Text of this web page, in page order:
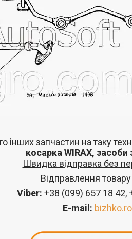
інших запчастин на таку
косарка WIRAX, засоби
Швидка відправка без
Відправлення
Viber: +38 (099) 657 18 42,
E-mail :